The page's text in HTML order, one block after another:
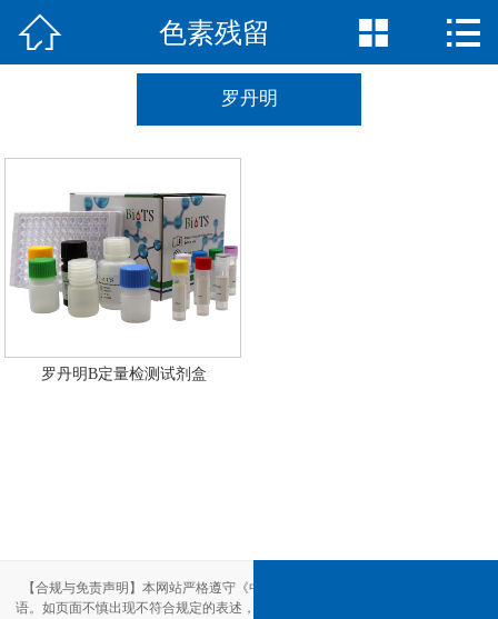
网站首页
 色素残留  
罗丹明
罗丹明B定量检测试剂盒
【合规与免责声明】本网站严格遵守《中华人民共和国广告法》，尽力规范用
语。如页面不慎出现不符合规定的表述，敬请联系我们，将立即更正；相关内容